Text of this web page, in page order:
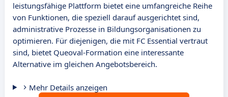
leistungsfähige Plattform bietet eine umfangreiche Reihe
von Funktionen, die speziell darauf ausgerichtet sind,
administrative Prozesse in Bildungsorganisationen zu
optimieren. Für diejenigen, die mit FC Essential vertraut
sind, bietet Queoval-Formation eine interessante
Alternative im gleichen Angebotsbereich.
Mehr Details anzeigen